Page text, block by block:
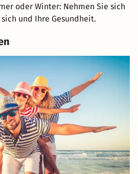
oder Winter: Nehmen Sie sich
und Ihre Gesundheit.